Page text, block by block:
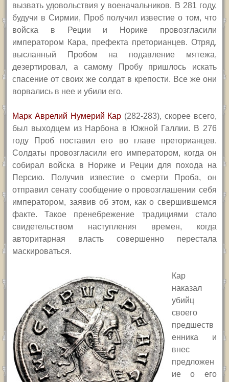
вызвать удовольствия у военачальников. В 281 году,
будучи в Сирмии, Проб получил известие о том, что
войска в Реции и Норике провозгласили
императором Кара, префекта преторианцев. Отряд,
высланный Пробом на подавление мятежа,
дезертировал, а самому Пробу пришлось искать
спасение от своих же солдат в крепости. Все же они
ворвались в нее и убили его.
Марк Аврелий Нумерий Кар (282-283), скорее всего,
был выходцем из Нарбона в Южной Галлии. В 276
году Проб поставил его во главе преторианцев.
Солдаты провозгласили его императором, когда он
собирал войска в Норике и Реции для похода на
Персию. Получив известие о смерти Проба, он
отправил сенату сообщение о провозглашении себя
императором, заявив об этом, как о свершившемся
факте. Такое пренебрежение традициями стало
свидетельством наступления времен, когда
авторитарная власть совершенно перестала
маскироваться.
Кар
наказал
убийц
своего
предшеств
енника и
внес
предложен
ие о его